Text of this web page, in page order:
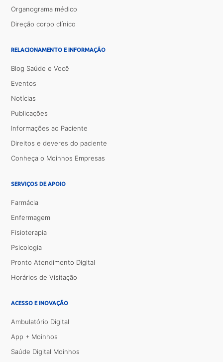
Organograma médico
Direção corpo clínico
RELACIONAMENTO E INFORMAÇÃO
Blog Saúde e Você
Eventos
Notícias
Publicações
Informações ao Paciente
Direitos e deveres do paciente
Conheça o Moinhos Empresas
SERVIÇOS DE APOIO
Farmácia
Enfermagem
Fisioterapia
Psicologia
Pronto Atendimento Digital
Horários de Visitação
ACESSO E INOVAÇÃO
Ambulatório Digital
App + Moinhos
Saúde Digital Moinhos